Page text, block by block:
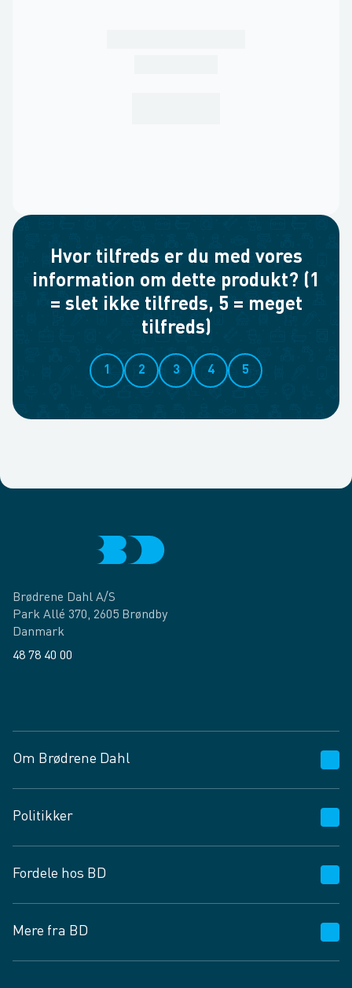
Hvor tilfreds er du med vores
information om dette produkt? (1
= slet ikke tilfreds, 5 = meget
tilfreds)
1 2 3 4 5
Brødrene Dahl A/S
Park Allé 370, 2605 Brøndby
Danmark
48 78 40 00
Om Brødrene Dahl
Vagttelefon 30 10 89 89
Spørgsmål og svar
Job og karriere
Fødevarekontrolrapport
Politikker
Privatlivspolitik
Cookies
Vilkår og betingelser
Fordele hos BD
BD app
BD.dk services
Mere fra BD